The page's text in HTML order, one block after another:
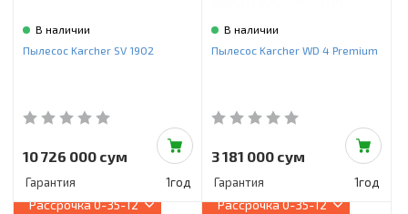
В наличии
Пылесос Karcher SV 1902
10 726 000 сум
Гарантия 1год
В наличии
Пылесос Karcher WD 4 Premium
3 181 000 сум
Гарантия 1год
Рассрочка0-35-12 Рассрочка0-35-12